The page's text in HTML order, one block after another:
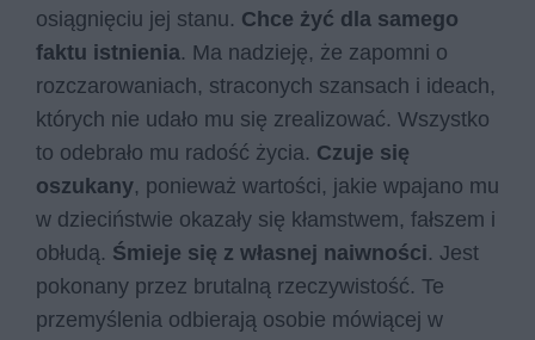
osiągnięciu jej stanu. Chce żyć dla samego
faktu istnienia. Ma nadzieję, że zapomni o
rozczarowaniach, straconych szansach i ideach,
których nie udało mu się zrealizować. Wszystko
to odebrało mu radość życia. Czuje się
oszukany, ponieważ wartości, jakie wpajano mu
w dzieciństwie okazały się kłamstwem, fałszem i
obłudą. Śmieje się z własnej naiwności. Jest
pokonany przez brutalną rzeczywistość. Te
przemyślenia odbierają osobie mówiącej w